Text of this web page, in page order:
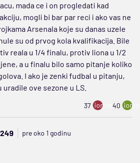
mada ce i on progledati kad
mogli bi bar par reci i ako vas ne
Arsenala koje su danas uzele
su od prvog kola kvalifikacija. Bile
reala u 1/4 finalu, protiv liona u 1/2
a u finalu bilo samo pitanje koliko
I ako je zenki fudbal u pitanju,
ove sezone u LS.
37 ion:minus
40
pre oko 1 godinu